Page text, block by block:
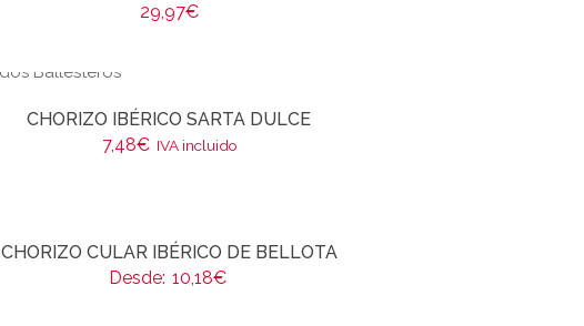
29,97€
CHORIZO IBÉRICO SARTA DULCE
7,48€ IVA incluido
CHORIZO CULAR IBÉRICO DE BELLOTA
Desde: 10,18€